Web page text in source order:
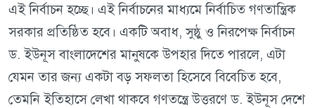
এই নির্বাচন হচ্ছে। এই নির্বাচনের মাধ্যমে নির্বাচিত গণতান্ত্রিক
সরকার প্রতিষ্ঠিত হবে। একটি অবাধ, সুষ্ঠু ও নিরপেক্ষ নির্বাচন
ড. ইউনূস বাংলাদেশের মানুষকে উপহার দিতে পারলে, এটা
যেমন তার জন্য একটা বড় সফলতা হিসেবে বিবেচিত হবে,
তেমনি ইতিহাসে লেখা থাকবে গণতন্ত্রে উত্তরণে ড. ইউনূস দেশে